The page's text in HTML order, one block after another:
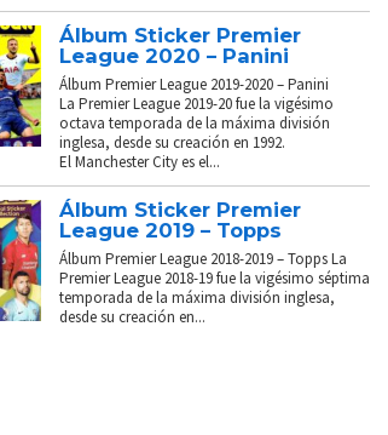
Álbum Sticker Premier
League 2020 – Panini
Álbum Premier League 2019-2020 – Panini
La Premier League 2019-20 fue la vigésimo
octava temporada de la máxima división
inglesa, desde su creación en 1992.
El Manchester City es el...
Álbum Sticker Premier
League 2019 – Topps
Álbum Premier League 2018-2019 – Topps La
Premier League 2018-19 fue la vigésimo séptima
temporada de la máxima división inglesa,
desde su creación en...